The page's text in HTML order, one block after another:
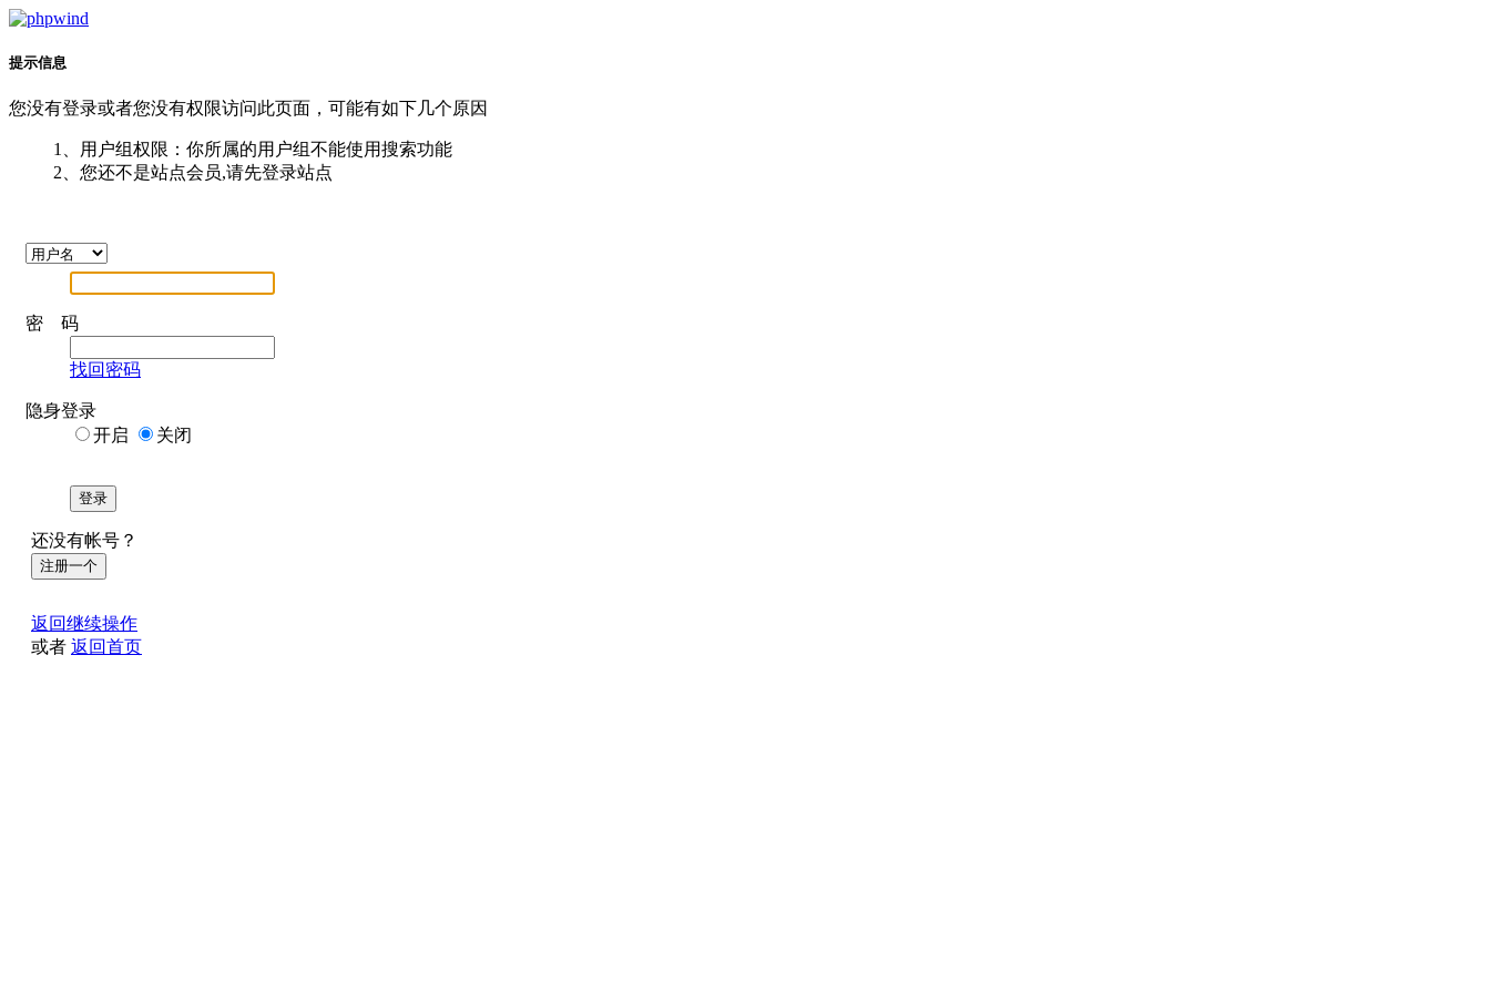
提示信息
您没有登录或者您没有权限访问此页面，可能有如下几个原因
1、用户组权限：你所属的用户组不能使用搜索功能
2、您还不是站点会员,请先登录站点
密 码
找回密码
隐身登录
开启
关闭
登录
还没有帐号？
注册一个
返回继续操作
或者 返回首页